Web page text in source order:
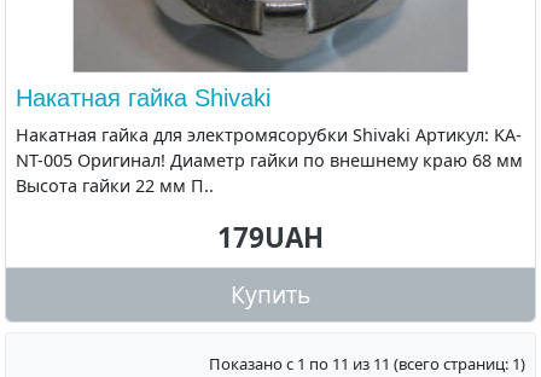
Накатная гайка Shivaki
Накатная гайка для электромясорубки Shivaki Артикул: KA-
NT-005 Оригинал! Диаметр гайки по внешнему краю 68 мм
Высота гайки 22 мм П..
179UAH
Купить
Показано с 1 по 11 из 11 (всего страниц: 1)